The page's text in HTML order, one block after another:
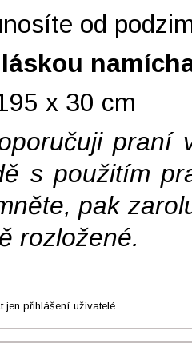
od
x 30 cm
praní
s použitím
pak
rozložené.
jen přihlášení uživatelé.